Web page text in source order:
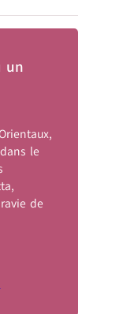
un
le
de